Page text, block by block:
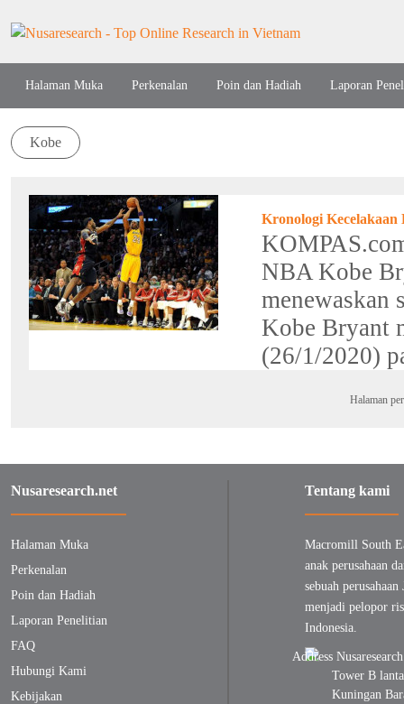
Halaman Muka Perkenalan Poin dan Hadiah Laporan
Kobe
Kronologi Kecelakaan
NBA Kobe
menewaskan
Kobe Bryant
(26/1/2020)
Halaman
Nusaresearch.net
Halaman Muka
Perkenalan
Poin dan Hadiah
Laporan Penelitian
FAQ
Hubungi Kami
Kebijakan
Tentang kami
Macromill South
anak perusahaan
sebuah perusahaan
menjadi pelopor
Indonesia.
Tower B
Kuningan